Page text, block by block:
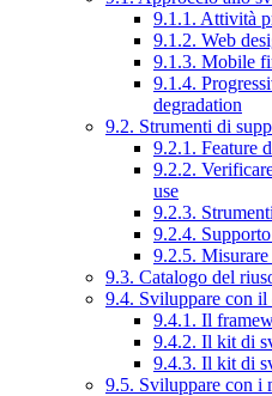
9.1.1. Attività
9.1.2. Web
9.1.3. Mobile
9.1.4.
degradation
9.2. Strumenti di
9.2.1. Feature
9.2.2.
use
9.2.3.
9.2.4.
9.2.5.
9.3. Catalogo del
9.4. Sviluppare con il
9.4.1. Il
9.4.2. Il kit di
9.4.3. Il kit di
9.5. Sviluppare con i